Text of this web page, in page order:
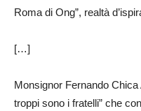
Roma di Ong”, realtà
[…]
Monsignor Fernando
troppi sono i fratelli” che